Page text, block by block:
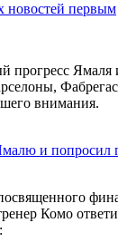
новостей первым
прогресс Ямаля
Фабрегас
внимания.
и попросил
Комо